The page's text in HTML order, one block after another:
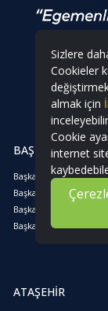
Sizlere
Cookieler
almak için
Cookie
internet
BAŞKAN
Başkanın Özgeçmişi
Başkanın Mesajı
Başkana Mesaj Yolla
Başkanla
ATAŞEHİR